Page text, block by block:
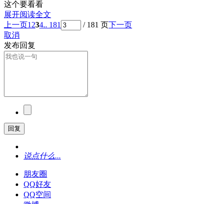
这个要看看
展开阅读全文
上一页1 234.. 181 / 181 页下一页
取消
发布回复
回复
说点什么...
朋友圈
QQ好友
QQ空间